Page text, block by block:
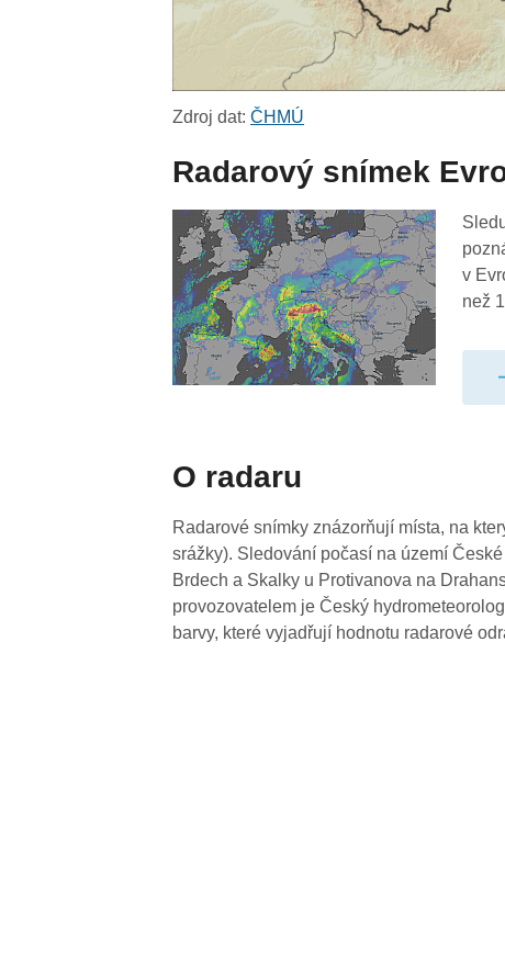
Zdroj dat:ČHMÚ
Radarový snímek
v
než
O radaru
Radarové snímky znázorňují místa, na
srážky). Sledování počasí na území
Brdech a Skalky u Protivanova na
provozovatelem je Český
barvy, které vyjadřují hodnotu radarové